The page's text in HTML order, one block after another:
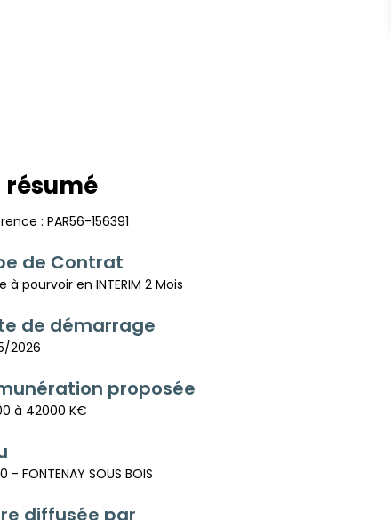
résumé
:PAR56-156391
de Contrat
à pourvoir enINTERIM 2 Mois
de démarrage
2026
proposée
à 42000 K€
- FONTENAY SOUS BOIS
diffusée par